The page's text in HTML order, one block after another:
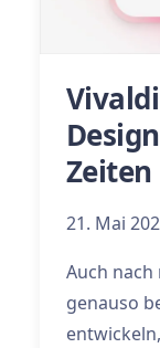
Zeiten
21. Mai
Auch nach
genauso